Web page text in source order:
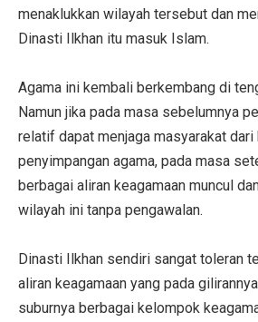
menaklukkan wilayah tersebut dan
Dinasti Ilkhan itu masuk Islam.
Agama ini kembali berkembang di
Namun jika pada masa sebelumnya
relatif dapat menjaga masyarakat
penyimpangan agama, pada masa
berbagai aliran keagamaan muncul
wilayah ini tanpa pengawalan.
Dinasti Ilkhan sendiri sangat toleran
aliran keagamaan yang pada
suburnya berbagai kelompok